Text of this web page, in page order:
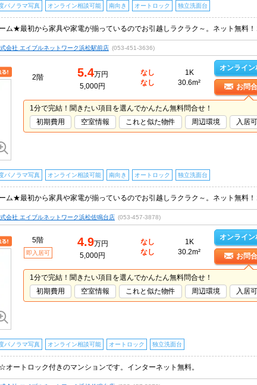
パノラマ写真 オンライン相談可能 南向き オートロック 独立洗面台
会社 エイブルネットワーク浜松駅前店 (053-451-3636)
2階 5.4万円
5,000円
なし
なし
1K
30.6m²
オンライン
お問
1分で完結！聞きたい項目を選んでかんたん無料問合せ！
初期費用
空室情報 これと似た物件 周辺環境 入居
パノラマ写真 オンライン相談可能 南向き オートロック 独立洗面台
会社 エイブルネットワーク浜松佐鳴台店 (053-457-3878)
5階
即入居可
4.9万円
5,000円
なし
なし
1K
30.2m²
オンライン
お問
1分で完結！聞きたい項目を選んでかんたん無料問合せ！
初期費用
空室情報 これと似た物件 周辺環境 入居
パノラマ写真 オンライン相談可能 オートロック 独立洗面台
ートロック付きのマンションです。インターネット無料。